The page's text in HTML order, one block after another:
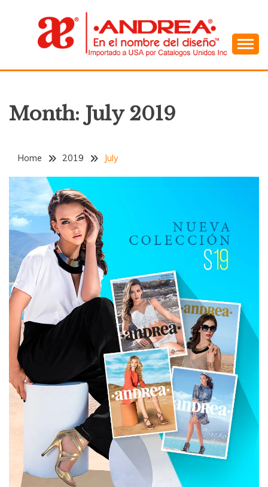
ANDREA
Month: July 2019
Home 2019 July